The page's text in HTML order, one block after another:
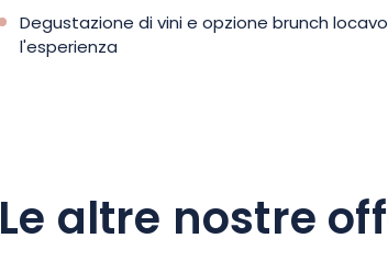
Degustazione di vini e opzione brunch
l'esperienza
Le altre nostre